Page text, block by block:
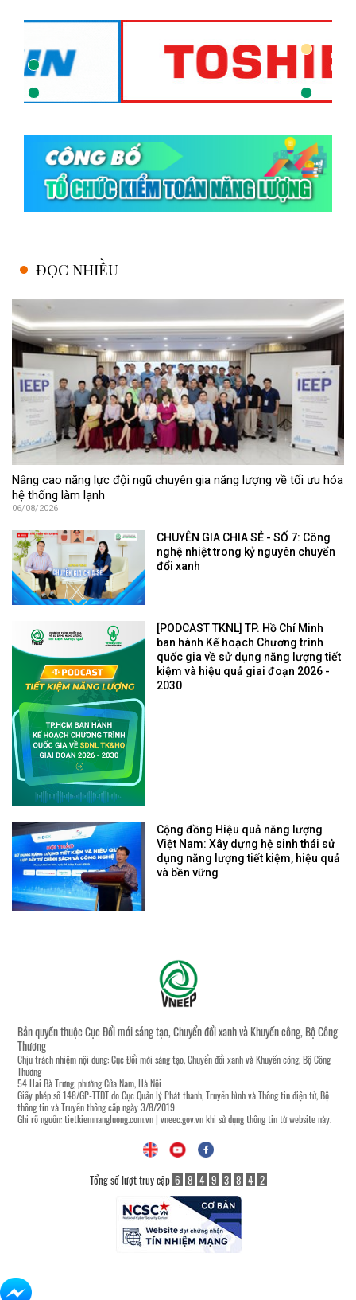
ĐỌC NHIỀU
Nâng cao năng lực đội ngũ chuyên gia năng lượng về tối ưu hóa
hệ thống làm lạnh
06/08/2026
CHUYÊN GIA CHIA SẺ - SỐ 7: Công
nghệ nhiệt trong kỷ nguyên chuyển
đổi xanh
[PODCAST TKNL] TP. Hồ Chí Minh
ban hành Kế hoạch Chương trình
quốc gia về sử dụng năng lượng tiết
kiệm và hiệu quả giai đoạn 2026 -
2030
Cộng đồng Hiệu quả năng lượng
Việt Nam: Xây dựng hệ sinh thái sử
dụng năng lượng tiết kiệm, hiệu quả
và bền vững
Bản quyền thuộc Cục Đổi mới sáng tạo, Chuyển đổi xanh và Khuyến công, Bộ Công
Thương
Chịu trách nhiệm nội dung: Cục Đổi mới sáng tạo, Chuyển đổi xanh và Khuyến công, Bộ Công
Thương
54 Hai Bà Trưng, phường Cửa Nam, Hà Nội
Giấy phép số 148/GP-TTĐT do Cục Quản lý Phát thanh, Truyền hình và Thông tin điện tử, Bộ
thông tin và Truyền thông cấp ngày 3/8/2019
Ghi rõ nguồn:tietkiemnangluong.com.vn| vneec.gov.vnkhi sử dụng thông tin từ website này.
Tổng số lượt truy cập 6 8 4 9 3 8 4 2